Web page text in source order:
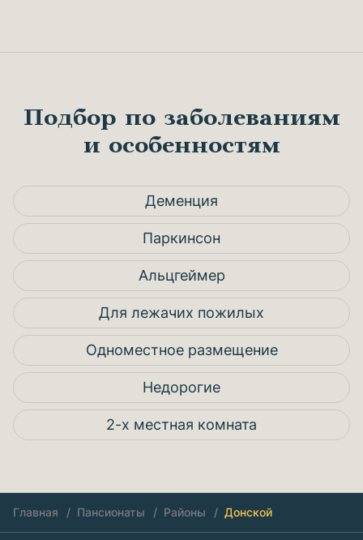
Подбор по заболеваниям
и особенностям
Деменция
Паркинсон
Альцгеймер
Для лежачих пожилых
Одноместное размещение
Недорогие
2-х местная комната
Главная Пансионаты Районы Донской